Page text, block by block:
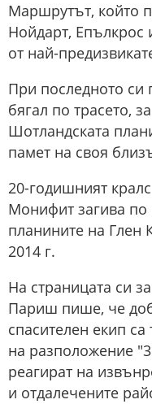
Маршрутът, който
Нойдарт, Епълкрос
от най-
При последното си
бягал по трасето,
Шотландската
памет на своя
20-годишният
Монифит загива по
планините на Глен
2014 г.
На страницата си
Париш пише, че
спасителен екип
на разположение
реагират на
и отдалечените